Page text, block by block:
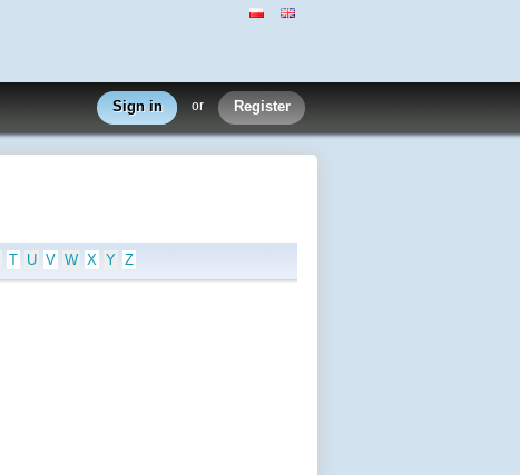
Sign in or Register
T U V W X Y Z